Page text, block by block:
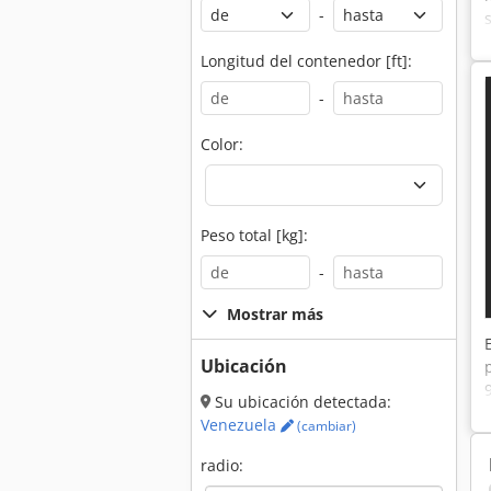
-
Longitud del contenedor [ft]:
-
Color:
Peso total [kg]:
-
Mostrar más
Ubicación
Su ubicación detectada:
Venezuela
(cambiar)
radio: